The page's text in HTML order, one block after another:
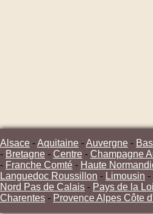
Alsace -Aquitaine -Auvergne -
- Bretagne - Centre - Champagne
- Franche Comté - Haute
Languedoc Roussillon - Limousin -
Nord Pas de Calais - Pays de la
Charentes - Provence Alpes Côte